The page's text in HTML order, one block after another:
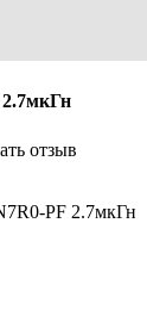
2.7мкГн
отзыв
PF 2.7мкГн